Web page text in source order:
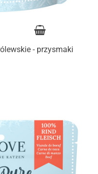
- przysmaki